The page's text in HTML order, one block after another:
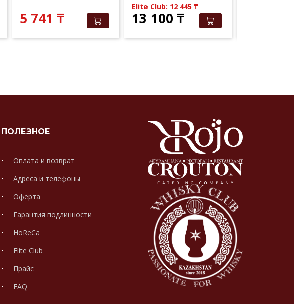
5 741 ₸
Elite Club: 12 445 ₸
13 100 ₸
ПОЛЕЗНОЕ
Оплата и возврат
Адреса и телефоны
Оферта
Гарантия подлинности
HoReCa
Elite Club
Прайс
FAQ